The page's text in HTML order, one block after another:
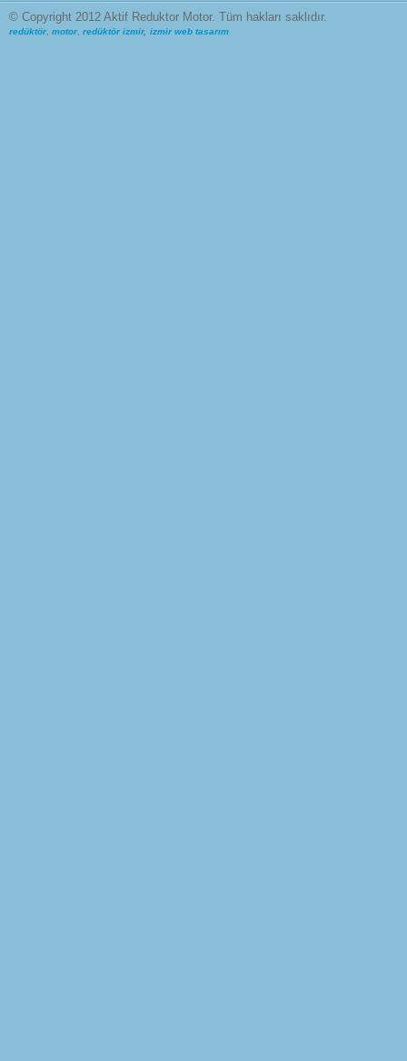
© Copyright 2012 Aktif Reduktor Motor. Tüm hakları saklıdır.
redüktör, motor, redüktör izmir, izmir web tasarım